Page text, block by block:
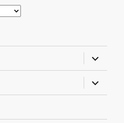
almenü
almenü